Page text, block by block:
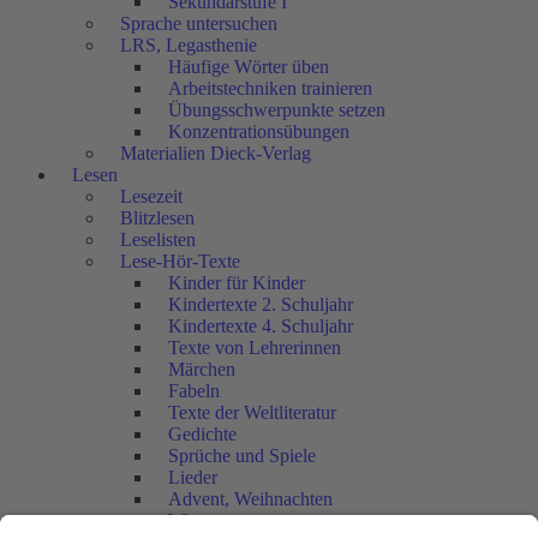
Sprache untersuchen
LRS, Legasthenie
Häufige Wörter üben
Arbeitstechniken trainieren
Übungsschwerpunkte setzen
Konzentrationsübungen
Materialien Dieck-Verlag
Lesen
Lesezeit
Blitzlesen
Leselisten
Lese-Hör-Texte
Kinder für Kinder
Kindertexte 2. Schuljahr
Kindertexte 4. Schuljahr
Texte von Lehrerinnen
Märchen
Fabeln
Texte der Weltliteratur
Gedichte
Sprüche und Spiele
Lieder
Advent, Weihnachten
Winter